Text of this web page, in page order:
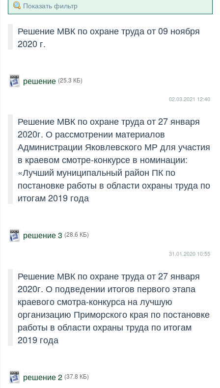
Показать фильтр
Решение МВК по охране труда от 09 ноября
2020 г.
решение (25.3 КБ)
02.03.2021 12:40
Решение МВК по охране труда от 27 января
2020г. О рассмотрении материалов
Администрации Яковлевского МР для участия
в краевом смотре-конкурсе в номинации:
«Лучший муниципальный район ПК по
постановке работы в области охраны труда по
итогам 2019 года
решение 3 (28.6 КБ)
31.01.2020 10:55
Решение МВК по охране труда от 27 января
2020г. О подведении итогов первого этапа
краевого смотра-конкурса на лучшую
организацию Приморского края по постановке
работы в области охраны труда по итогам
2019 года
решение 2 (37.8 КБ)